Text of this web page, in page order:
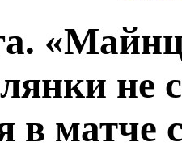
не
в матче